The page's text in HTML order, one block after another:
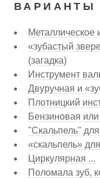
ВАРИАНТЫ
Металлическое
«зубастый
(загадка)
Инструмент
Двуручная и
Плотницкий
Бензиновая или
"Скальпель"
«скальпель»
Циркулярная ...
Поломала зуб,